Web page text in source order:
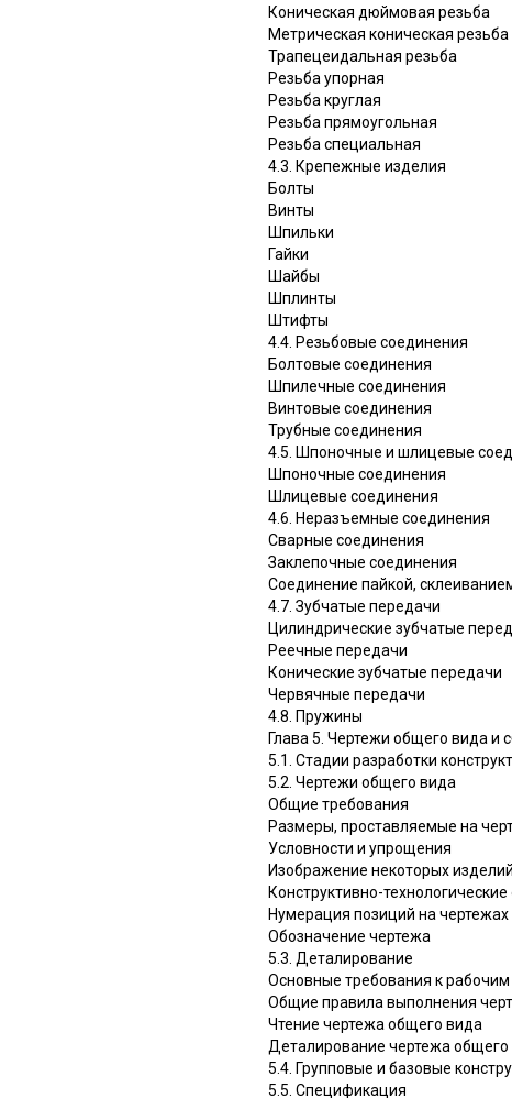
Коническая дюймовая резьба
Метрическая коническая резьба
Трапецеидальная резьба
Резьба упорная
Резьба круглая
Резьба прямоугольная
Резьба специальная
4.3. Крепежные изделия
Болты
Винты
Шпильки
Гайки
Шайбы
Шплинты
Штифты
4.4. Резьбовые соединения
Болтовые соединения
Шпилечные соединения
Винтовые соединения
Трубные соединения
4.5. Шпоночные и шлицевые
Шпоночные соединения
Шлицевые соединения
4.6. Неразъемные соединения
Сварные соединения
Заклепочные соединения
Соединение пайкой,
4.7. Зубчатые передачи
Цилиндрические зубчатые
Реечные передачи
Конические зубчатые передачи
Червячные передачи
4.8. Пружины
Глава 5. Чертежи общего вида и
5.1. Стадии разработки
5.2. Чертежи общего вида
Общие требования
Размеры, проставляемые на
Условности и упрощения
Изображение некоторых
Конструктивно-
Нумерация позиций на чертежах
Обозначение чертежа
5.3. Деталирование
Основные требования к
Общие правила выполнения
Чтение чертежа общего вида
Деталирование чертежа общего
5.4. Групповые и базовые
5.5. Спецификация